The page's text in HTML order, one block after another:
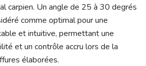
carpien. Un angle de 25 à 30 degrés
comme optimal pour une
et intuitive, permettant une
et un contrôle accru lors de la
élaborées.